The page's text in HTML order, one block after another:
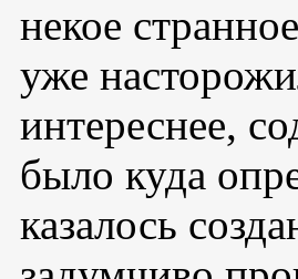
некое
уже
интереснее,
было куда
казалось